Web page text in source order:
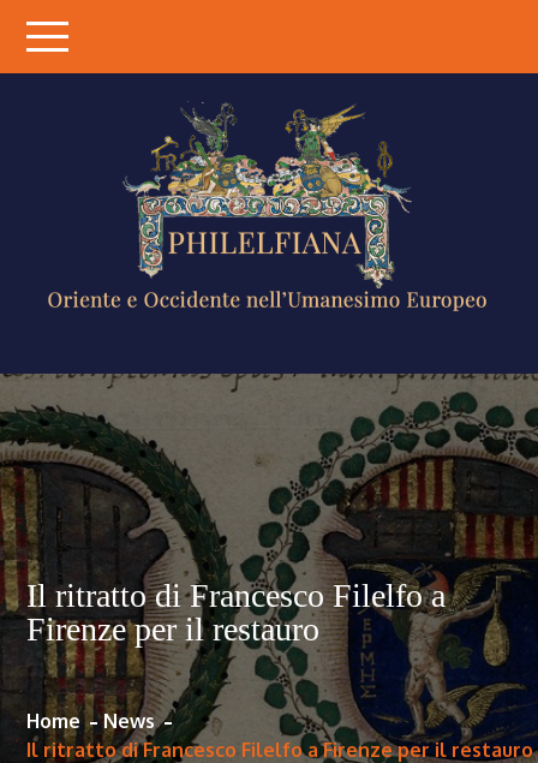
content
OCCIDENTE
NELL'UMANESIMO
EUROPEO
Il ritratto di Francesco Filelfo a
Firenze per il restauro
Home
News
Il ritratto di Francesco Filelfo a Firenze per il restauro